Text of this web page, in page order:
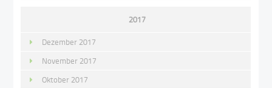
2017
Dezember 2017
November 2017
Oktober 2017